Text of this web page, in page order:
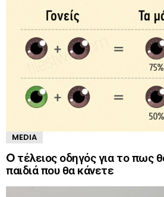
MEDIA
O τέλειος οδηγός για το πως
παιδιά που θα κάνετε